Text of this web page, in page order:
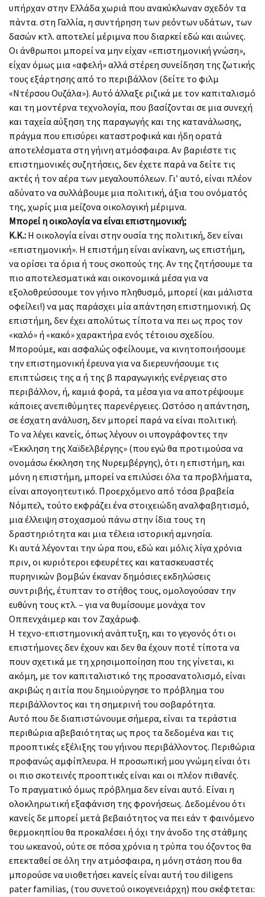
υπήρχαν στην Ελλάδα χωριά που ανακύκλωναν σχεδόν τα
πάντα. στη Γαλλία, η συντήρηση των ρεόντων υδάτων, των
δασών κτλ. αποτελεί μέριμνα που διαρκεί εδώ και αιώνες.
Οι άνθρωποι μπορεί να μην είχαν «επιστημονική γνώση»,
είχαν όμως μια «αφελή» αλλά στέρεη συνείδηση της ζωτικής
τους εξάρτησης από το περιβάλλον (δείτε το φιλμ
«Ντέρσου Ουζάλα»). Αυτό άλλαξε ριζικά με τον καπιταλισμό
και τη μοντέρνα τεχνολογία, που βασίζονται σε μια συνεχή
και ταχεία αύξηση της παραγωγής και της κατανάλωσης,
πράγμα που επισύρει καταστροφικά και ήδη ορατά
αποτελέσματα στη γήινη ατμόσφαιρα. Αν βαριέστε τις
επιστημονικές συζητήσεις, δεν έχετε παρά να δείτε τις
ακτές ή τον αέρα των μεγαλουπόλεων. Γι’ αυτό, είναι πλέον
αδύνατο να συλλάβουμε μια πολιτική, άξια του ονόματός
της, χωρίς μια μείζονα οικολογική μέριμνα.
Μπορεί η οικολογία να είναι επιστημονική;
Κ.Κ.: Η οικολογία είναι στην ουσία της πολιτική, δεν είναι
«επιστημονική». Η επιστήμη είναι ανίκανη, ως επιστήμη,
να ορίσει τα όρια ή τους σκοπούς της. Αν της ζητήσουμε τα
πιο αποτελεσματικά και οικονομικά μέσα για να
εξολοθρεύσουμε τον γήινο πληθυσμό, μπορεί (και μάλιστα
οφείλει!) να μας παράσχει μία απάντηση επιστημονική. Ως
επιστήμη, δεν έχει απολύτως τίποτα να πει ως προς τον
«καλό» ή «κακό» χαρακτήρα ενός τέτοιου σχεδίου.
Μπορούμε, και ασφαλώς οφείλουμε, να κινητοποιήσουμε
την επιστημονική έρευνα για να διερευνήσουμε τις
επιπτώσεις της α ή της β παραγωγικής ενέργειας στο
περιβάλλον, ή, καμιά φορά, τα μέσα για να αποτρέψουμε
κάποιες ανεπιθύμητες παρενέργειες. Ωστόσο η απάντηση,
σε έσχατη ανάλυση, δεν μπορεί παρά να είναι πολιτική.
Το να λέγει κανείς, όπως λέγουν οι υπογράφοντες την
«Έκκληση της Χαϊδελβέργης» (που εγώ θα προτιμούσα να
ονομάσω έκκληση της Νυρεμβέργης), ότι η επιστήμη, και
μόνη η επιστήμη, μπορεί να επιλύσει όλα τα προβλήματα,
είναι απογοητευτικό. Προερχόμενο από τόσα βραβεία
Νόμπελ, τούτο εκφράζει ένα στοιχειώδη αναλφαβητισμό,
μια έλλειψη στοχασμού πάνω στην ίδια τους τη
δραστηριότητα και μια τέλεια ιστορική αμνησία.
Κι αυτά λέγονται την ώρα που, εδώ και μόλις λίγα χρόνια
πριν, οι κυριότεροι εφευρέτες και κατασκευαστές
πυρηνικών βομβών έκαναν δημόσιες εκδηλώσεις
συντριβής, έτυπταν το στήθος τους, ομολογούσαν την
ευθύνη τους κτλ. – για να θυμίσουμε μονάχα τον
Οππενχάιμερ και τον Ζαχάρωφ.
Η τεχνο-επιστημονική ανάπτυξη, και το γεγονός ότι οι
επιστήμονες δεν έχουν και δεν θα έχουν ποτέ τίποτα να
πουν σχετικά με τη χρησιμοποίηση που της γίνεται, κι
ακόμη, με τον καπιταλιστικό της προσανατολισμό, είναι
ακριβώς η αιτία που δημιούργησε το πρόβλημα του
περιβάλλοντος και τη σημερινή του σοβαρότητα.
Αυτό που δε διαπιστώνουμε σήμερα, είναι τα τεράστια
περιθώρια αβεβαιότητας ως προς τα δεδομένα και τις
προοπτικές εξέλιξης του γήινου περιβάλλοντος. Περιθώρια
προφανώς αμφίπλευρα. Η προσωπική μου γνώμη είναι ότι
οι πιο σκοτεινές προοπτικές είναι και οι πλέον πιθανές.
Το πραγματικό όμως πρόβλημα δεν είναι αυτό. Είναι η
ολοκληρωτική εξαφάνιση της φρονήσεως. Δεδομένου ότι
κανείς δε μπορεί μετά βεβαιότητος να πει εάν τ φαινόμενο
θερμοκηπίου θα προκαλέσει ή όχι την άνοδο της στάθμης
του ωκεανού, ούτε σε πόσα χρόνια η τρύπα του όζοντος θα
επεκταθεί σε όλη την ατμόσφαιρα, η μόνη στάση που θα
μπορούσε να υιοθετήσει κανείς είναι αυτή του diligens
pater familias, (του συνετού οικογενειάρχη) που σκέφτεται: